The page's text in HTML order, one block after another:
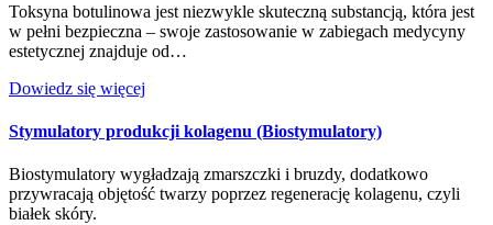
Toksyna botulinowa jest niezwykle skuteczną substancją, która jest
w pełni bezpieczna – swoje zastosowanie w zabiegach medycyny
estetycznej znajduje od…
Dowiedz się więcej
Stymulatory produkcji kolagenu (Biostymulatory)
Biostymulatory wygładzają zmarszczki i bruzdy, dodatkowo
przywracają objętość twarzy poprzez regenerację kolagenu, czyli
białek skóry.